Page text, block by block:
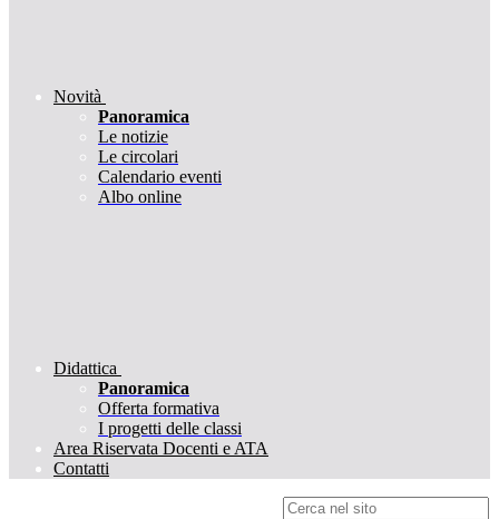
Novità
Panoramica
Le notizie
Le circolari
Calendario eventi
Albo online
Didattica
Panoramica
Offerta formativa
I progetti delle classi
Area Riservata Docenti e ATA
Contatti